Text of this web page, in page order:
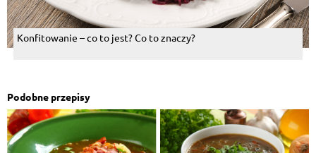
Konfitowanie – co to jest? Co to znaczy?
Podobne przepisy